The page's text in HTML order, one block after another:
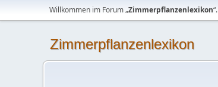
Willkommen im Forum „Zimmerpflanzenlexikon“.
Zimmerpflanzenlexikon